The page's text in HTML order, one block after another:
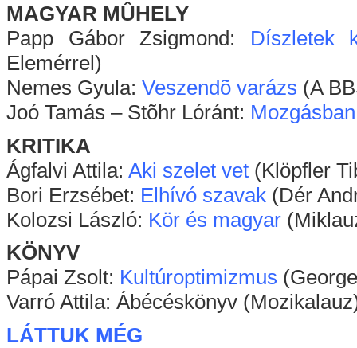
MAGYAR MÛHELY
Papp Gábor Zsigmond: Díszletek
Elemérrel)
Nemes Gyula: Veszendõ varázs (A
Joó Tamás – Stõhr Lóránt: Mozgásban
KRITIKA
Ágfalvi Attila: Aki szelet vet (Klöpfler
Bori Erzsébet: Elhívó szavak (Dér
Kolozsi László: Kör és magyar
KÖNYV
Pápai Zsolt: Kultúroptimizmus
Varró Attila: Ábécéskönyv
LÁTTUK MÉG